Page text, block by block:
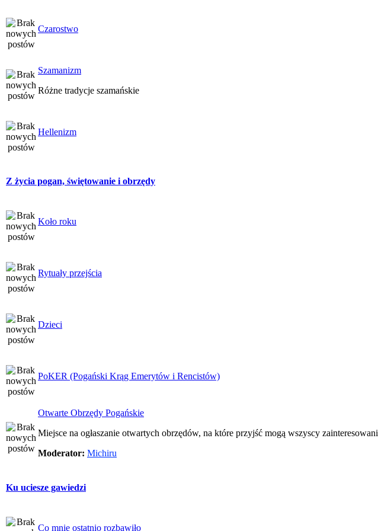
Czarostwo
Szamanizm
Różne tradycje szamańskie
Hellenizm
Z życia pogan, świętowanie i obrzędy
Koło roku
Rytuały przejścia
Dzieci
PoKER (Pogański Krąg Emerytów i Rencistów)
Otwarte Obrzędy Pogańskie
Miejsce na ogłaszanie otwartych obrzędów, na które przyjść mogą wszyscy zainteresowani
Moderator: Michiru
Ku uciesze gawiedzi
Co mnie ostatnio rozbawiło